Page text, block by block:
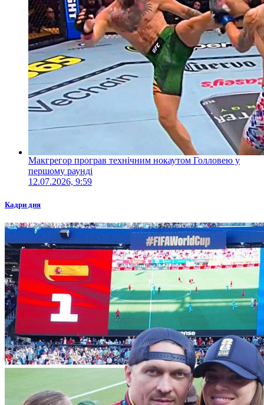
Макгрегор програв технічним нокаутом Голловею у
першому раунді
12.07.2026, 9:59
Кадри дня